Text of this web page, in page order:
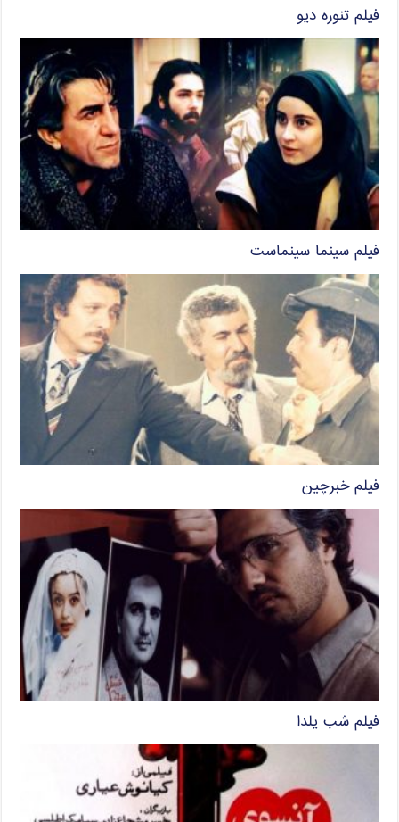
فیلم تنوره دیو
فیلم سینما سینماست
فیلم خبرچین
فیلم شب یلدا